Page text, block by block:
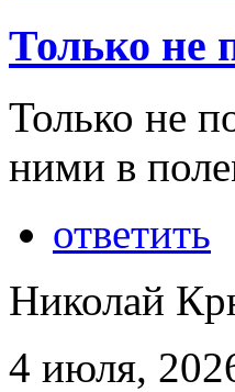
Только не
Только не
ними в
ответить
Николай
4 июля,